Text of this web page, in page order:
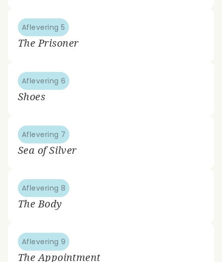
Aflevering 5
The Prisoner
Aflevering 6
Shoes
Aflevering 7
Sea of Silver
Aflevering 8
The Body
Aflevering 9
The Appointment